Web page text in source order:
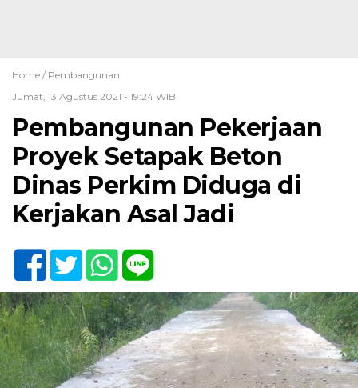
Home / Pembangunan
Jumat, 13 Agustus 2021 - 19:24 WIB
Pembangunan Pekerjaan
Proyek Setapak Beton
Dinas Perkim Diduga di
Kerjakan Asal Jadi